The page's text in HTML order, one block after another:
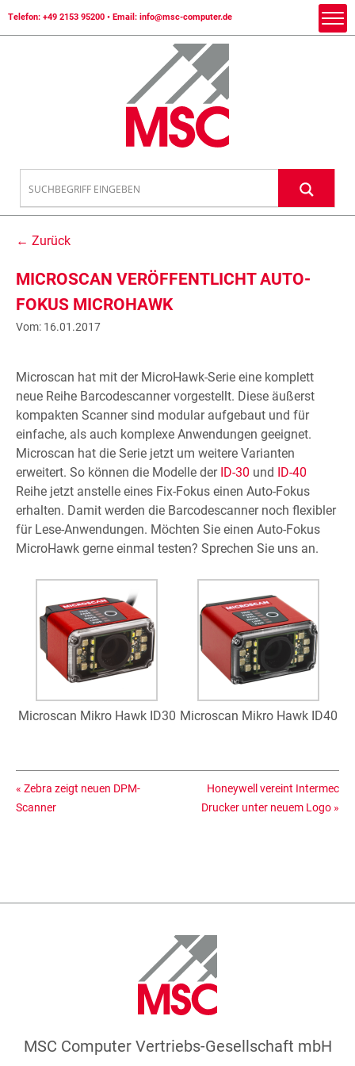
Telefon: +49 2153 95200 • Email: info@msc-computer.de
← Zurück
MICROSCAN VERÖFFENTLICHT AUTO-
FOKUS MICROHAWK
Vom: 16.01.2017
Microscan hat mit der MicroHawk-Serie eine komplett
neue Reihe Barcodescanner vorgestellt. Diese äußerst
kompakten Scanner sind modular aufgebaut und für
einfache, als auch komplexe Anwendungen geeignet.
Microscan hat die Serie jetzt um weitere Varianten
erweitert. So können die Modelle der ID-30 und
ID-40
Reihe jetzt anstelle eines Fix-Fokus einen Auto-Fokus
erhalten. Damit werden die Barcodescanner noch flexibler
für Lese-Anwendungen. Möchten Sie einen Auto-Fokus
MicroHawk gerne einmal testen? Sprechen Sie uns an.
Microscan Mikro Hawk ID30 Microscan Mikro Hawk ID40
« Zebra zeigt neuen DPM-
Scanner
Honeywell vereint Intermec
Drucker unter neuem Logo »
MSC Computer Vertriebs-Gesellschaft mbH